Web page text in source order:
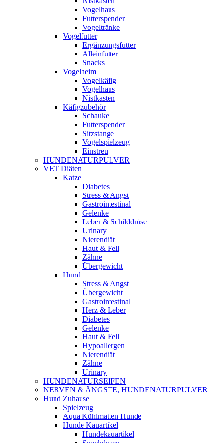
Vogelhaus
Futterspender
Vogeltränke
Vogelfutter
Ergänzungsfutter
Alleinfutter
Snacks
Vogelheim
Vogelkäfig
Vogelhaus
Nistkasten
Käfigzubehör
Schaukel
Futterspender
Sitzstange
Vogelspielzeug
Einstreu
HUNDENATURPULVER
VET Diäten
Katze
Diabetes
Stress & Angst
Gastrointestinal
Gelenke
Leber & Schilddrüse
Urinary
Nierendiät
Haut & Fell
Zähne
Übergewicht
Hund
Stress & Angst
Übergewicht
Gastrointestinal
Herz & Leber
Diabetes
Gelenke
Haut & Fell
Hypoallergen
Nierendiät
Zähne
Urinary
HUNDENATURSEIFEN
NERVEN & ÄNGSTE, HUNDENATURPULVER
Hund Zuhause
Spielzeug
Aqua Kühlmatten Hunde
Hunde Kauartikel
Hundekauartikel